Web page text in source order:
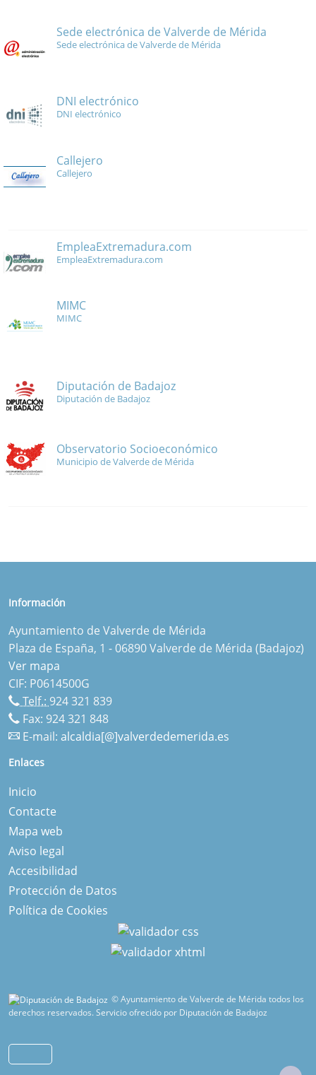
Sede electrónica de Valverde de Mérida
Sede electrónica de Valverde de Mérida
DNI electrónico
DNI electrónico
Callejero
Callejero
EmpleaExtremadura.com
EmpleaExtremadura.com
MIMC
MIMC
Diputación de Badajoz
Diputación de Badajoz
Observatorio Socioeconómico
Municipio de Valverde de Mérida
Información
Ayuntamiento de Valverde de Mérida
Plaza de España, 1 - 06890 Valverde de Mérida (Badajoz)
Ver mapa
CIF: P0614500G
Telf.: 924 321 839
Fax: 924 321 848
E-mail: alcaldia[@]valverdedemerida.es
Enlaces
Inicio
Contacte
Mapa web
Aviso legal
Accesibilidad
Protección de Datos
Política de Cookies
© Ayuntamiento de Valverde de Mérida todos los
derechos reservados.Servicio ofrecido por Diputación de Badajoz